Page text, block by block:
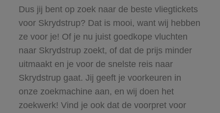
Dus jij bent op zoek naar de beste vliegtickets
voor Skrydstrup? Dat is mooi, want wij hebben
ze voor je! Of je nu juist goedkope vluchten
naar Skrydstrup zoekt, of dat de prijs minder
uitmaakt en je voor de snelste reis naar
Skrydstrup gaat. Jij geeft je voorkeuren in
onze zoekmachine aan, en wij doen het
zoekwerk! Vind je ook dat de voorpret voor